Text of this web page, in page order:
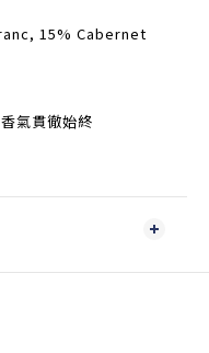
15% Cabernet
氣貫徹始終